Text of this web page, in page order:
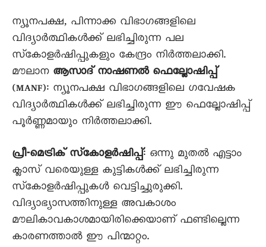
ന്യൂനപക്ഷ, പിന്നാക്ക വിഭാഗങ്ങളിലെ
വിദ്യാർത്ഥികൾക്ക് ലഭിച്ചിരുന്ന പല
സ്‌കോളർഷിപ്പുകളും കേന്ദ്രം നിർത്തലാക്കി.
മൗലാന ആസാദ് നാഷണൽ ഫെല്ലോഷിപ്പ്
(MANF): ന്യൂനപക്ഷ വിഭാഗങ്ങളിലെ ഗവേഷക
വിദ്യാർത്ഥികൾക്ക് ലഭിച്ചിരുന്ന ഈ ഫെല്ലോഷിപ്പ്
പൂർണ്ണമായും നിർത്തലാക്കി.
പ്രീ-മെട്രിക് സ്‌കോളർഷിപ്പ്: ഒന്നു മുതൽ എട്ടാം
ക്ലാസ് വരെയുള്ള കുട്ടികൾക്ക് ലഭിച്ചിരുന്ന
സ്‌കോളർഷിപ്പുകൾ വെട്ടിച്ചുരുക്കി.
വിദ്യാഭ്യാസത്തിനുള്ള അവകാശം
മൗലികാവകാശമായിരിക്കെയാണ് ഫണ്ടില്ലെന്ന
കാരണത്താൽ ഈ പിന്മാറ്റം.